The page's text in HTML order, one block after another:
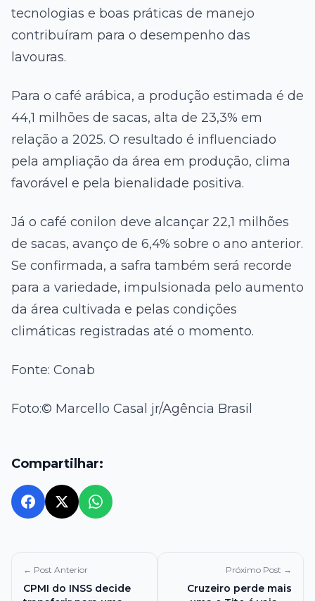
tecnologias e boas práticas de manejo
contribuíram para o desempenho das
lavouras.
Para o café arábica, a produção estimada é de
44,1 milhões de sacas, alta de 23,3% em
relação a 2025. O resultado é influenciado
pela ampliação da área em produção, clima
favorável e pela bienalidade positiva.
Já o café conilon deve alcançar 22,1 milhões
de sacas, avanço de 6,4% sobre o ano anterior.
Se confirmada, a safra também será recorde
para a variedade, impulsionada pelo aumento
da área cultivada e pelas condições
climáticas registradas até o momento.
Fonte: Conab
Foto:© Marcello Casal jr/Agência Brasil
Compartilhar:
← Post Anterior
CPMI do INSS decide
Próximo Post →
Cruzeiro perde mais